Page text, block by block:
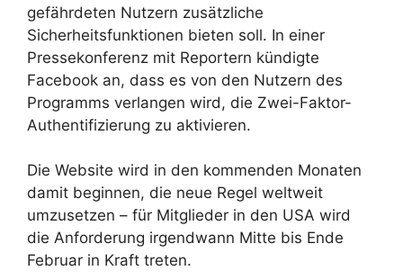
gefährdeten Nutzern zusätzliche
Sicherheitsfunktionen bieten soll. In einer
Pressekonferenz mit Reportern kündigte
Facebook an, dass es von den Nutzern des
Programms verlangen wird, die Zwei-Faktor-
Authentifizierung zu aktivieren.
Die Website wird in den kommenden Monaten
damit beginnen, die neue Regel weltweit
umzusetzen – für Mitglieder in den USA wird
die Anforderung irgendwann Mitte bis Ende
Februar in Kraft treten.